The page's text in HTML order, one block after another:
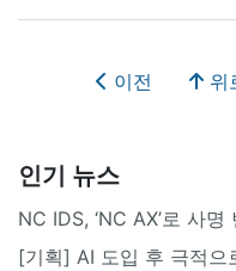
이전 위
인기 뉴스
NC IDS, ‘NC AX’로 사명
[기획] AI 도입 후 극적으